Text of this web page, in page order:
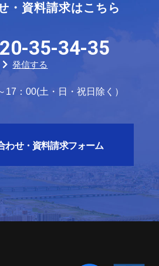
・資料請求はこちら
35-34-35
発信する
17：00(土・日・祝日除く）
わせ・資料請求フォーム